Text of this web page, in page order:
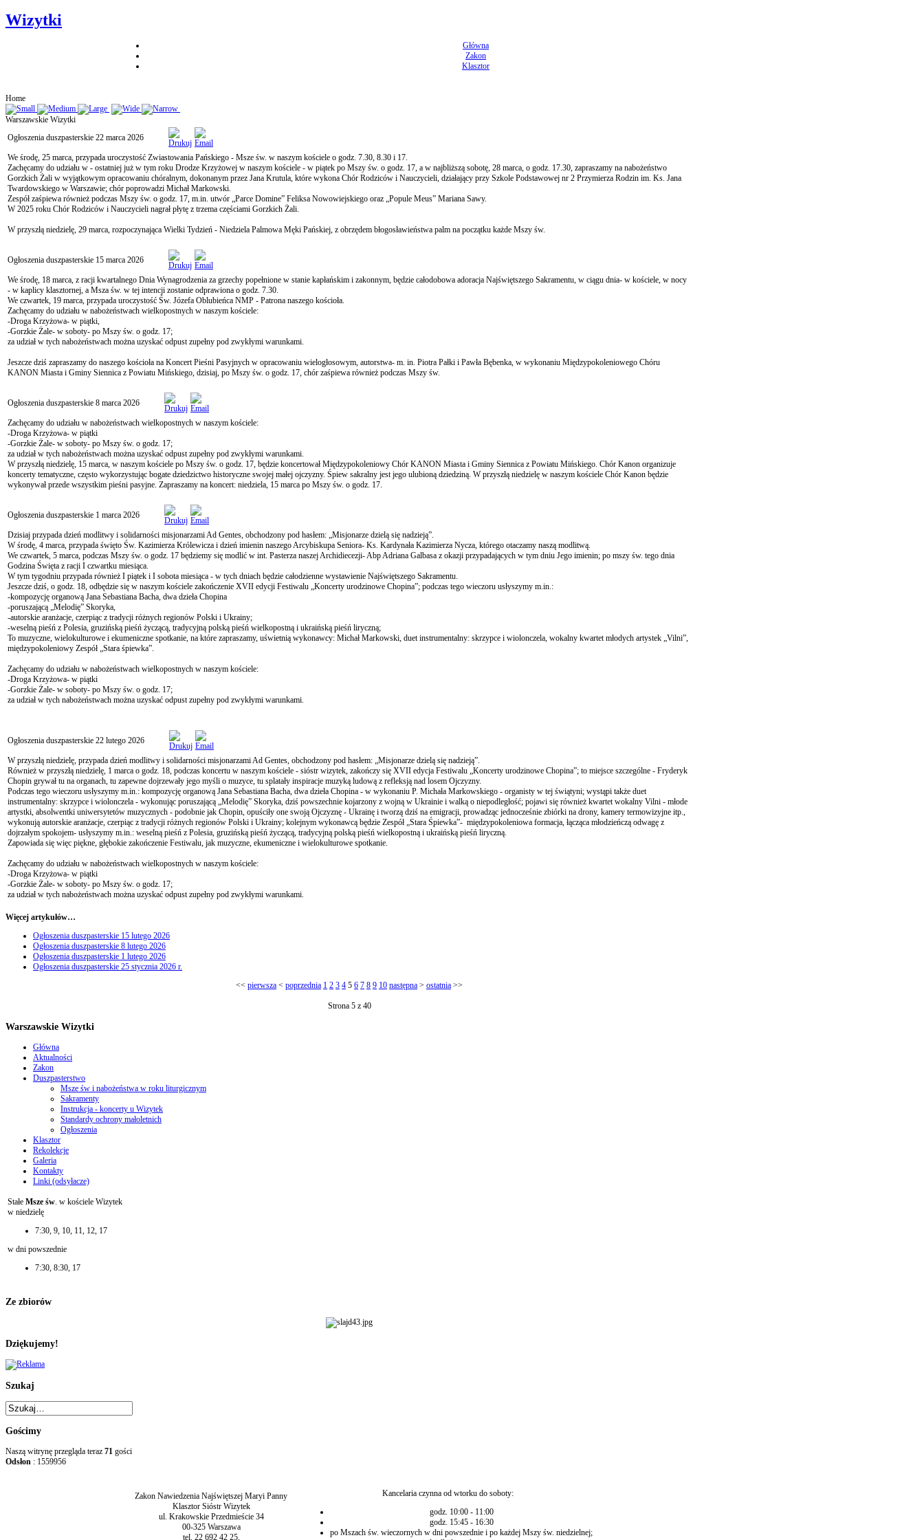
Wizytki
Główna
Zakon
Klasztor
Home
Warszawskie Wizytki
Ogłoszenia duszpasterskie 22 marca 2026
We środę, 25 marca, przypada uroczystość Zwiastowania Pańskiego - Msze św. w naszym kościele o godz. 7.30, 8.30 i 17.
Zachęcamy do udziału w - ostatniej już w tym roku Drodze Krzyżowej w naszym kościele - w piątek po Mszy św. o godz. 17, a w najbliższą sobotę, 28 marca, o godz. 17.30, zapraszamy na nabożeństwo
Gorzkich Żali w wyjątkowym opracowaniu chóralnym, dokonanym przez Jana Krutula, które wykona Chór Rodziców i Nauczycieli, działający przy Szkole Podstawowej nr 2 Przymierza Rodzin im. Ks. Jana
Twardowskiego w Warszawie; chór poprowadzi Michał Markowski.
Zespół zaśpiewa również podczas Mszy św. o godz. 17, m.in. utwór „Parce Domine” Feliksa Nowowiejskiego oraz „Popule Meus” Mariana Sawy.
W 2025 roku Chór Rodziców i Nauczycieli nagrał płytę z trzema częściami Gorzkich Żali.
W przyszłą niedzielę, 29 marca, rozpoczynająca Wielki Tydzień - Niedziela Palmowa Męki Pańskiej, z obrzędem błogosławieństwa palm na początku każde Mszy św.
Ogłoszenia duszpasterskie 15 marca 2026
We środę, 18 marca, z racji kwartalnego Dnia Wynagrodzenia za grzechy popełnione w stanie kapłańskim i zakonnym, będzie całodobowa adoracja Najświętszego Sakramentu, w ciągu dnia- w kościele, w nocy
- w kaplicy klasztornej, a Msza św. w tej intencji zostanie odprawiona o godz. 7.30.
We czwartek, 19 marca, przypada uroczystość Św. Józefa Oblubieńca NMP - Patrona naszego kościoła.
Zachęcamy do udziału w nabożeństwach wielkopostnych w naszym kościele:
-Droga Krzyżowa- w piątki,
-Gorzkie Żale- w soboty- po Mszy św. o godz. 17;
za udział w tych nabożeństwach można uzyskać odpust zupełny pod zwykłymi warunkami.
Jeszcze dziś zapraszamy do naszego kościoła na Koncert Pieśni Pasyjnych w opracowaniu wielogłosowym, autorstwa- m. in. Piotra Pałki i Pawła Bębenka, w wykonaniu Międzypokoleniowego Chóru
KANON Miasta i Gminy Siennica z Powiatu Mińskiego, dzisiaj, po Mszy św. o godz. 17, chór zaśpiewa również podczas Mszy św.
Ogłoszenia duszpasterskie 8 marca 2026
Zachęcamy do udziału w nabożeństwach wielkopostnych w naszym kościele:
-Droga Krzyżowa- w piątki
-Gorzkie Żale- w soboty- po Mszy św. o godz. 17;
za udział w tych nabożeństwach można uzyskać odpust zupełny pod zwykłymi warunkami.
W przyszłą niedzielę, 15 marca, w naszym kościele po Mszy św. o godz. 17, będzie koncertował Międzypokoleniowy Chór KANON Miasta i Gminy Siennica z Powiatu Mińskiego. Chór Kanon organizuje
koncerty tematyczne, często wykorzystując bogate dziedzictwo historyczne swojej małej ojczyzny. Śpiew sakralny jest jego ulubioną dziedziną. W przyszłą niedzielę w naszym kościele Chór Kanon będzie
wykonywał przede wszystkim pieśni pasyjne. Zapraszamy na koncert: niedziela, 15 marca po Mszy św. o godz. 17.
Ogłoszenia duszpasterskie 1 marca 2026
Dzisiaj przypada dzień modlitwy i solidarności misjonarzami Ad Gentes, obchodzony pod hasłem: „Misjonarze dzielą się nadzieją”.
W środę, 4 marca, przypada święto Św. Kazimierza Królewicza i dzień imienin naszego Arcybiskupa Seniora- Ks. Kardynała Kazimierza Nycza, którego otaczamy naszą modlitwą.
We czwartek, 5 marca, podczas Mszy św. o godz. 17 będziemy się modlić w int. Pasterza naszej Archidiecezji- Abp Adriana Galbasa z okazji przypadających w tym dniu Jego imienin; po mszy św. tego dnia
Godzina Święta z racji I czwartku miesiąca.
W tym tygodniu przypada również I piątek i I sobota miesiąca - w tych dniach będzie całodzienne wystawienie Najświętszego Sakramentu.
Jeszcze dziś, o godz. 18, odbędzie się w naszym kościele zakończenie XVII edycji Festiwalu „Koncerty urodzinowe Chopina”; podczas tego wieczoru usłyszymy m.in.:
-kompozycję organową Jana Sebastiana Bacha, dwa dzieła Chopina
-poruszającą „Melodię” Skoryka,
-autorskie aranżacje, czerpiąc z tradycji różnych regionów Polski i Ukrainy;
-weselną pieśń z Polesia, gruzińską pieśń życzącą, tradycyjną polską pieśń wielkopostną i ukraińską pieśń liryczną;
To muzyczne, wielokulturowe i ekumeniczne spotkanie, na które zapraszamy, uświetnią wykonawcy: Michał Markowski, duet instrumentalny: skrzypce i wiolonczela, wokalny kwartet młodych artystek „Vilni”,
międzypokoleniowy Zespół „Stara śpiewka”.
Zachęcamy do udziału w nabożeństwach wielkopostnych w naszym kościele:
-Droga Krzyżowa- w piątki
-Gorzkie Żale- w soboty- po Mszy św. o godz. 17;
za udział w tych nabożeństwach można uzyskać odpust zupełny pod zwykłymi warunkami.
Ogłoszenia duszpasterskie 22 lutego 2026
W przyszłą niedzielę, przypada dzień modlitwy i solidarności misjonarzami Ad Gentes, obchodzony pod hasłem: „Misjonarze dzielą się nadzieją”.
Również w przyszłą niedzielę, 1 marca o godz. 18, podczas koncertu w naszym kościele - sióstr wizytek, zakończy się XVII edycja Festiwalu „Koncerty urodzinowe Chopina”; to miejsce szczególne - Fryderyk
Chopin grywał tu na organach, tu zapewne dojrzewały jego myśli o muzyce, tu splatały inspiracje muzyką ludową z refleksją nad losem Ojczyzny.
Podczas tego wieczoru usłyszymy m.in.: kompozycję organową Jana Sebastiana Bacha, dwa dzieła Chopina - w wykonaniu P. Michała Markowskiego - organisty w tej świątyni; wystąpi także duet
instrumentalny: skrzypce i wiolonczela - wykonując poruszającą „Melodię” Skoryka, dziś powszechnie kojarzony z wojną w Ukrainie i walką o niepodległość; pojawi się również kwartet wokalny Vilni - młode
artystki, absolwentki uniwersytetów muzycznych - podobnie jak Chopin, opuściły one swoją Ojczyznę - Ukrainę i tworzą dziś na emigracji, prowadząc jednocześnie zbiórki na drony, kamery termowizyjne itp.,
wykonują autorskie aranżacje, czerpiąc z tradycji różnych regionów Polski i Ukrainy; kolejnym wykonawcą będzie Zespół „Stara Śpiewka”- międzypokoleniowa formacja, łącząca młodzieńczą odwagę z
dojrzałym spokojem- usłyszymy m.in.: weselną pieśń z Polesia, gruzińską pieśń życzącą, tradycyjną polską pieśń wielkopostną i ukraińską pieśń liryczną.
Zapowiada się więc piękne, głębokie zakończenie Festiwalu, jak muzyczne, ekumeniczne i wielokulturowe spotkanie.
Zachęcamy do udziału w nabożeństwach wielkopostnych w naszym kościele:
-Droga Krzyżowa- w piątki
-Gorzkie Żale- w soboty- po Mszy św. o godz. 17;
za udział w tych nabożeństwach można uzyskać odpust zupełny pod zwykłymi warunkami.
Więcej artykułów…
Ogłoszenia duszpasterskie 15 lutego 2026
Ogłoszenia duszpasterskie 8 lutego 2026
Ogłoszenia duszpasterskie 1 lutego 2026
Ogłoszenia duszpasterskie 25 stycznia 2026 r.
<< pierwsza < poprzednia 1 2 3 4 5 6 7 8 9 10 następna > ostatnia >>
Strona 5 z 40
Warszawskie Wizytki
Główna
Aktualności
Zakon
Duszpasterstwo
Msze św i nabożeństwa w roku liturgicznym
Sakramenty
Instrukcja - koncerty u Wizytek
Standardy ochrony małoletnich
Ogłoszenia
Klasztor
Rekolekcje
Galeria
Kontakty
Linki (odsyłacze)
Stałe Msze św. w kościele Wizytek
w niedzielę
7:30, 9, 10, 11, 12, 17
w dni powszednie
7:30, 8:30, 17
Ze zbiorów
Dziękujemy!
Szukaj
Gościmy
Naszą witrynę przegląda teraz 71 gości
Odsłon : 1559956
Zakon Nawiedzenia Najświętszej Maryi Panny
Klasztor Sióstr Wizytek
ul. Krakowskie Przedmieście 34
00-325 Warszawa
tel. 22 692 42 25,
Kancelaria czynna od wtorku do soboty:
godz. 10:00 - 11:00
godz. 15:45 - 16:30
po Mszach św. wieczornych w dni powszednie i po każdej Mszy św. niedzielnej;